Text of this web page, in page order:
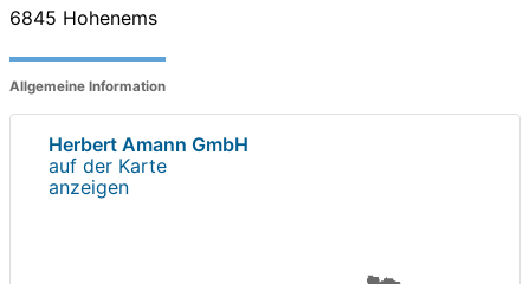
6845 Hohenems
Allgemeine Information
Herbert Amann GmbH
auf der Karte
anzeigen